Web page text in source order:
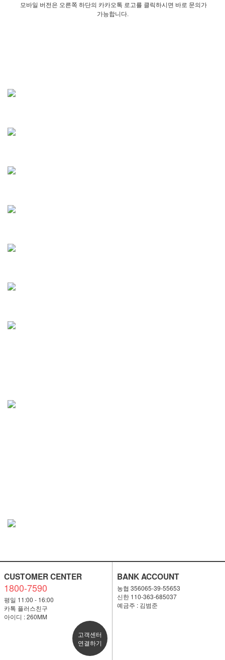
모바일 버전은 오른쪽 하단의 카카오톡 로고를 클릭하시면 바로 문의가
가능합니다.
CUSTOMER CENTER
1800-7590
평일 11:00 - 16:00
카톡 플러스친구
아이디 : 260MM
고객센터
연결하기
BANK ACCOUNT
농협 356065-39-55653
신한 110-363-685037
예금주 : 김범준